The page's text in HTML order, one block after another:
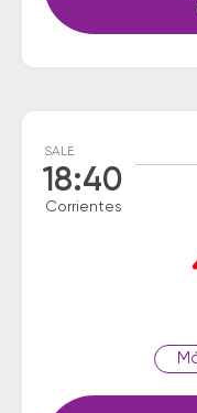
SALE
18:40
Corrientes